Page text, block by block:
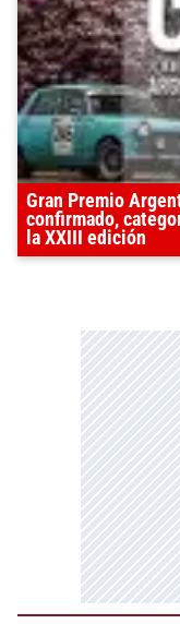
Gran Premio
confirmado,
la XXIII edición